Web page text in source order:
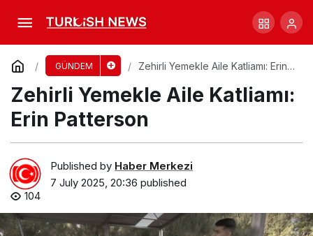
GÜNDEM
Zehirli Yemekle Aile Katliamı: Erin
Zehirli Yemekle Aile Katliamı:
Erin Patterson
Published by Haber Merkezi
7 July 2025, 20:36 published
104
MND ile Mücadele: Hayatları Değişen İki Aile
Comment Share